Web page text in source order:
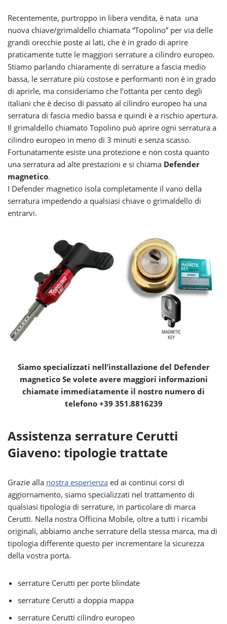
Recentemente, purtroppo in libera vendita, è nata una
nuova chiave/grimaldello chiamata “Topolino” per via delle
grandi orecchie poste ai lati, che è in grado di aprire
praticamente tutte le maggiori serrature a cilindro europeo.
Stiamo parlando chiaramente di serrature a fascia medio
bassa, le serrature più costose e performanti non è in grado
di aprirle, ma consideriamo che l’ottanta per cento degli
italiani che è deciso di passato al cilindro europeo ha una
serratura di fascia medio bassa e quindi è a rischio apertura.
Il grimaldello chiamato Topolino può aprire ogni serratura a
cilindro europeo in meno di 3 minuti e senza scasso.
Fortunatamente esiste una protezione e non costa quanto
una serratura ad alte prestazioni e si chiama Defender
magnetico.
I Defender magnetico isola completamente il vano della
serratura impedendo a qualsiasi chiave o grimaldello di
entrarvi.
Siamo specializzati nell’installazione del Defender
magnetico Se volete avere maggiori informazioni
chiamate immediatamente il nostro numero di
telefono +39 351.8816239
Assistenza serrature Cerutti
Giaveno: tipologie trattate
Grazie alla nostra esperienza ed ai continui corsi di
aggiornamento, siamo specializzati nel trattamento di
qualsiasi tipologia di serrature, in particolare di marca
Cerutti. Nella nostra Officina Mobile, oltre a tutti i ricambi
originali, abbiamo anche serrature della stessa marca, ma di
tipologia differente questo per incrementare la sicurezza
della vostra porta.
serrature Cerutti per porte blindate
serrature Cerutti a doppia mappa
serrature Cerutti cilindro europeo